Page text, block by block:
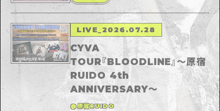
LIVE 2026.07.28
CYVA
TOUR『BLOODLINE』～原宿
RUIDO 4th
ANNIVERSARY～
@原宿RUIDO